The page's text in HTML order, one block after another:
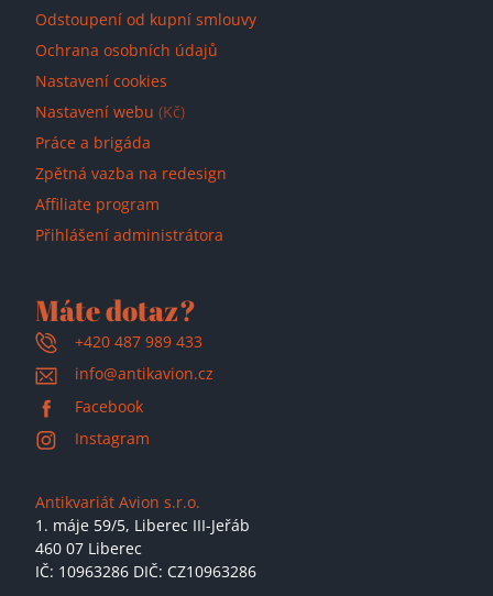
Odstoupení od kupní smlouvy
Ochrana osobních údajů
Nastavení cookies
Nastavení webu (Kč)
Práce a brigáda
Zpětná vazba na redesign
Affiliate program
Přihlášení administrátora
Máte dotaz?
+420 487 989 433
info@antikavion.cz
Facebook
Instagram
Antikvariát Avion s.r.o.
1. máje 59/5, Liberec III-Jeřáb
460 07 Liberec
IČ: 10963286 DIČ: CZ10963286